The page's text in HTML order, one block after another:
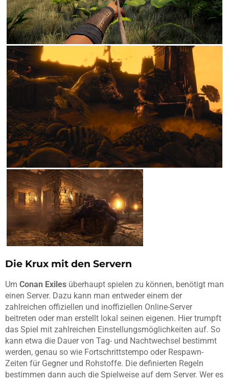
Die Krux mit den Servern
Um Conan Exiles überhaupt spielen zu können, benötigt man
einen Server. Dazu kann man entweder einem der
zahlreichen offiziellen und inoffiziellen Online-Server
beitreten oder man erstellt lokal seinen eigenen. Hier trumpft
das Spiel mit zahlreichen Einstellungsmöglichkeiten auf. So
kann etwa die Dauer von Tag- und Nachtwechsel bestimmt
werden, genau so wie Fortschrittstempo oder Respawn-
Zeiten für Gegner und Rohstoffe. Die definierten Regeln
bestimmen dann auch die Spielweise auf dem Server. Wer es